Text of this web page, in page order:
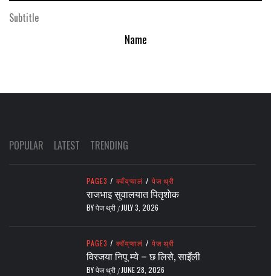
Subtitle
Name
POPULAR LATEST TRENDING
PAGE3 / क्वँय्‌प्वालं / पेज थ्री
राजभाइ सुवालयात पितृशाेक
BYपेज थ्री / JULY 3, 2026
PAGE3 / क्वँय्‌प्वालं / पेज थ्री
विरजया निपू म्ये – छ लिसे, साइँली
BYपेज थ्री / JUNE 28, 2026